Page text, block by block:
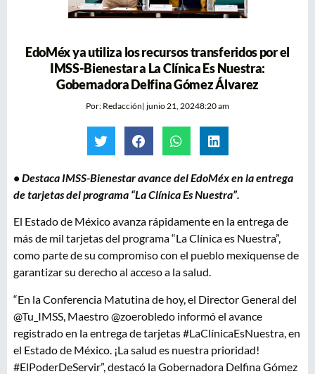
EdoMéx ya utiliza los recursos transferidos por el
IMSS-Bienestar a La Clínica Es Nuestra:
Gobernadora Delfina Gómez Álvarez
Por: Redacción| junio 21, 20248:20 am
•Destaca IMSS-Bienestar avance del EdoMéx en la entrega
de tarjetas del programa “La Clínica Es Nuestra”.
El Estado de México avanza rápidamente en la entrega de
más de mil tarjetas del programa “La Clínica es Nuestra”,
como parte de su compromiso con el pueblo mexiquense de
garantizar su derecho al acceso a la salud.
“En la Conferencia Matutina de hoy, el Director General del
@Tu_IMSS, Maestro @zoerobledo informó el avance
registrado en la entrega de tarjetas #LaClínicaEsNuestra, en
el Estado de México. ¡La salud es nuestra prioridad!
#ElPoderDeServir”, destacó la Gobernadora Delfina Gómez